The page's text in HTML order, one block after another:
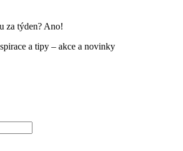
za týden? Ano!
a tipy – akce a novinky